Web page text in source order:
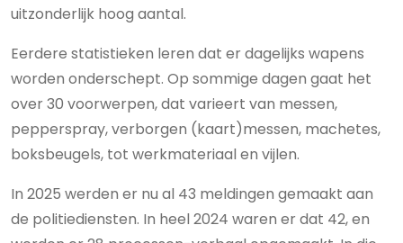
uitzonderlijk hoog aantal.
Eerdere statistieken leren dat er dagelijks wapens
worden onderschept. Op sommige dagen gaat het
over 30 voorwerpen, dat varieert van messen,
pepperspray, verborgen (kaart)messen, machetes,
boksbeugels, tot werkmateriaal en vijlen.
In 2025 werden er nu al 43 meldingen gemaakt aan
de politiediensten. In heel 2024 waren er dat 42, en